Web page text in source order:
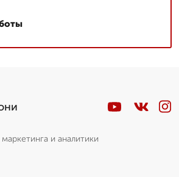
и аналитики